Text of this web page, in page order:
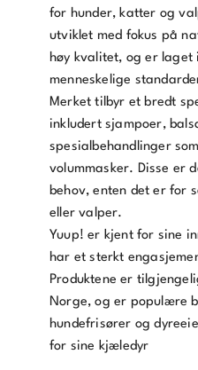
for hunder, katter og
utviklet med fokus på
høy kvalitet, og er laget
menneskelige
Merket tilbyr et bredt
inkludert sjampoer,
spesialbehandlinger
volummasker. Disse er
behov, enten det er for
eller valper.
Yuup! er kjent for sine
har et sterkt
Produktene er
Norge, og er populære
hundefrisører og
for sine kjæledyr